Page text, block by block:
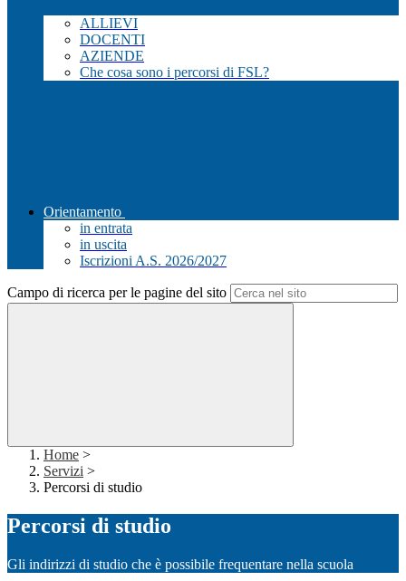
ALLIEVI
DOCENTI
AZIENDE
Che cosa sono i percorsi di FSL?
Orientamento
in entrata
in uscita
Iscrizioni A.S. 2026/2027
Campo di ricerca per le pagine del sito
Home >
Servizi >
Percorsi di studio
Percorsi di studio
Gli indirizzi di studio che è possibile frequentare nella scuola